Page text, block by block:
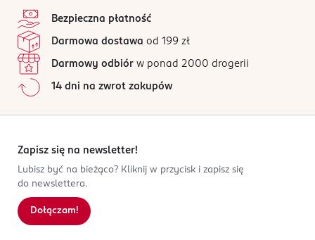
Bezpieczna płatność
Darmowa dostawa od 199 zł
Darmowy odbiór w ponad 2000 drogerii
14 dni na zwrot zakupów
Zapisz się na newsletter!
Lubisz być na bieżąco? Kliknij w przycisk i zapisz się
do newslettera.
Dołączam!